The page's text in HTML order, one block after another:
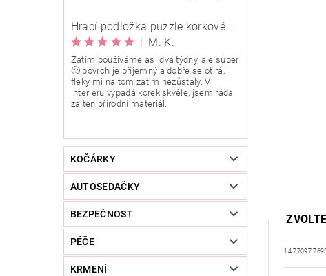
Hrací podložka puzzle korkové 90x90 cm
| M. K.
Zatím používáme asi dva týdny, ale super
🙂 povrch je příjemný a dobře se otírá,
fleky mi na tom zatím nezůstaly. V
interiéru vypadá korek skvěle, jsem ráda
za ten přírodní materiál.
KOČÁRKY
AUTOSEDAČKY
BEZPEČNOST
PÉČE
KRMENÍ